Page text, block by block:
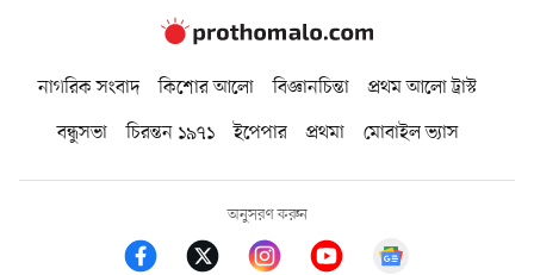
নাগরিক সংবাদ কিশোর আলো বিজ্ঞানচিন্তা
প্রথম আলো ট্রাস্ট
বন্ধুসভা
চিরন্তন ১৯৭১ ইপেপার প্রথমা মোবাইল ভ্যাস
অনুসরণ করুন